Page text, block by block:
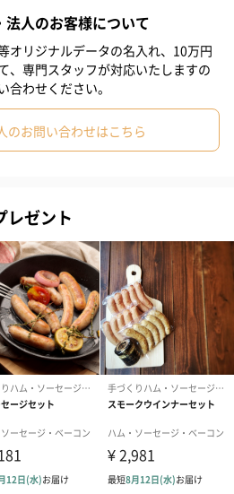
ます。
クバク食べてくれました。」という
は、「Gris Hause NAGASE」人気の
さまも楽しめる無添加のベーコン
みんなで楽しめました！」とのお声
フトセットをどうぞ、ご家族皆さま
人のお客様について
オリジナルデータの名入れ、10万円
、専門スタッフが対応いたしますの
合わせください。
のお問い合わせはこちら
レゼント